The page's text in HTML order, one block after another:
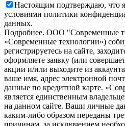
Настоящим подтверждаю, что
условиями политики
данных.
Подробнее. OOO "Современные
«Современные технологии»)
регистрируетесь на сайте,
оформляете заявку (или
акции и/или выходите из
ваше имя, адрес электронной
данные по кредитной карте.
является единственным
на данном сайте. Ваши личные
каким-либо образом переданы
причинам, за исключением